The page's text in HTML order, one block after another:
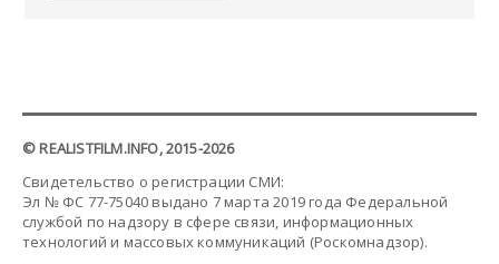
© REALISTFILM.INFO, 2015-2026
Свидетельство о регистрации СМИ:
Эл № ФС 77-75040 выдано 7 марта 2019 года Федеральной
службой по надзору в сфере связи, информационных
технологий и массовых коммуникаций (Роскомнадзор).